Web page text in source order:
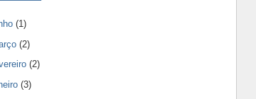
(1)
(2)
(2)
(3)